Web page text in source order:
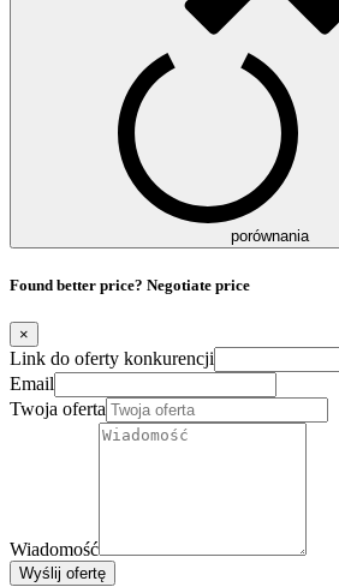
porównania
Found better price? Negotiate price
×
Link do oferty konkurencji
Email
Twoja oferta
Wiadomość
Wyślij ofertę